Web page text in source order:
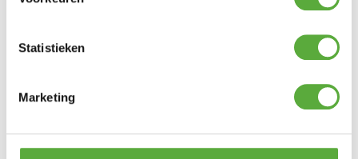
Statistieken
Marketing